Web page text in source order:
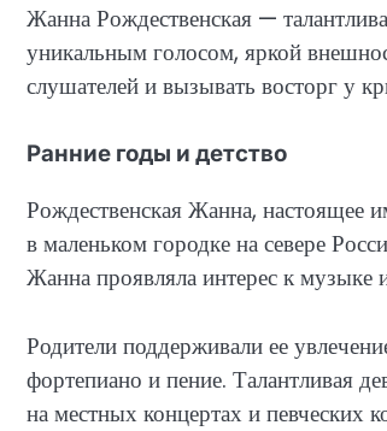
Жанна Рождественская —
уникальным голосом, яркой
слушателей и вызывать восторг у
Ранние годы и детство
Рождественская Жанна, настоящее
в маленьком городке на севере
Жанна проявляла интерес к музыке
Родители поддерживали ее
фортепиано и пение. Талантливая
на местных концертах и певческих